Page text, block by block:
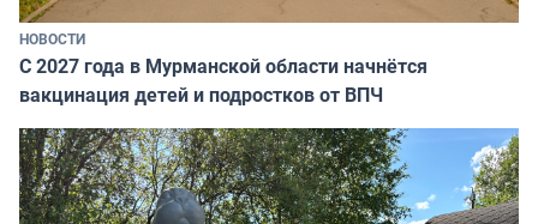
НОВОСТИ
С 2027 года в Мурманской области начнётся
вакцинация детей и подростков от ВПЧ